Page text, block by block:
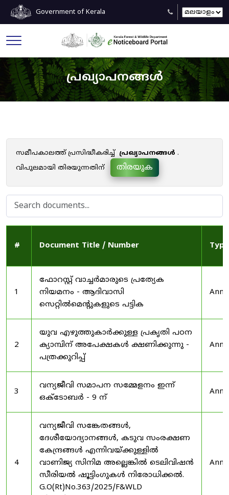
Government of Kerala
പ്രഖ്യാപനങ്ങൾ
സമീപകാലത്ത് പ്രസിദ്ധീകരിച്ച് പ്രഖ്യാപനങ്ങൾ .
വിപുലമായി തിരയുന്നതിന്
തിരയുക
# Document Title / Number Type
1
ഫോറസ്റ്റ് വാച്ചർമാരുടെ പ്രത്യേക
നിയമനം - ആദിവാസി
സെറ്റിൽമെന്റുകളുടെ പട്ടിക
2
യുവ എഴുത്തുകാർക്കുള്ള പ്രകൃതി പഠന
ക്യാമ്പിന് അപേക്ഷകൾ ക്ഷണിക്കുന്നു -
പത്രക്കുറിപ്പ്
3
വന്യജീവി സമാപന സമ്മേളനം ഇന്ന്
ഒക്ടോബർ - 9 ന്
4
വന്യജീവി സങ്കേതങ്ങൾ,
ദേശീയോദ്യാനങ്ങൾ, കടുവ സംരക്ഷണ
കേന്ദ്രങ്ങൾ എന്നിവയ്ക്കുള്ളിൽ
വാണിജ്യ സിനിമ അല്ലെങ്കിൽ ടെലിവിഷൻ
സീരിയൽ ഷൂട്ടിംഗുകൾ നിരോധിക്കൽ.
G.O(Rt)No.363/2025/F&WLD